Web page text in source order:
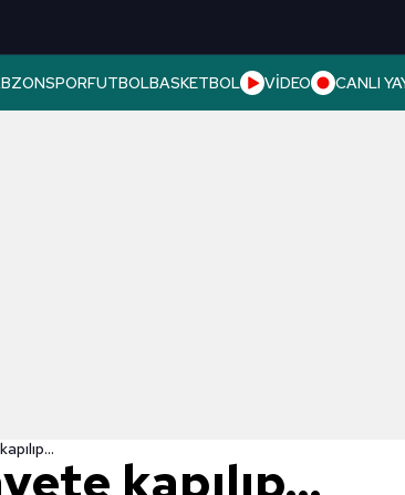
FUTBOLBASKETBOL VİDEO CANLI
kapılıp...